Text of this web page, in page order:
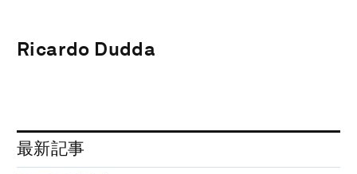
Ricardo Dudda
最新記事